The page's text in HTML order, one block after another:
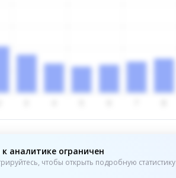
аналитике ограничен
чтобы открыть подробную статистику